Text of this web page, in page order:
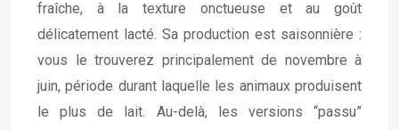
fraîche, à la texture onctueuse et au goût
délicatement lacté. Sa production est saisonnière :
vous le trouverez principalement de novembre à
juin, période durant laquelle les animaux produisent
le plus de lait. Au-delà, les versions “passu”